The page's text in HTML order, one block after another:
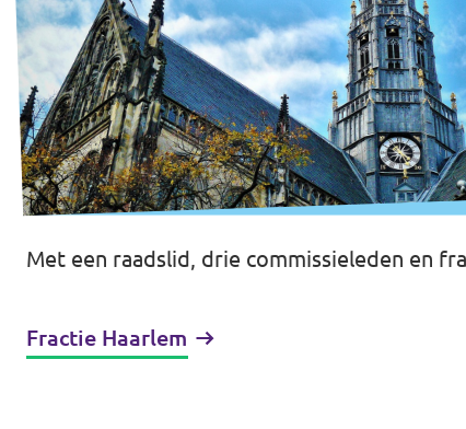
Met een raadslid, drie commissieleden en
Fractie Haarlem